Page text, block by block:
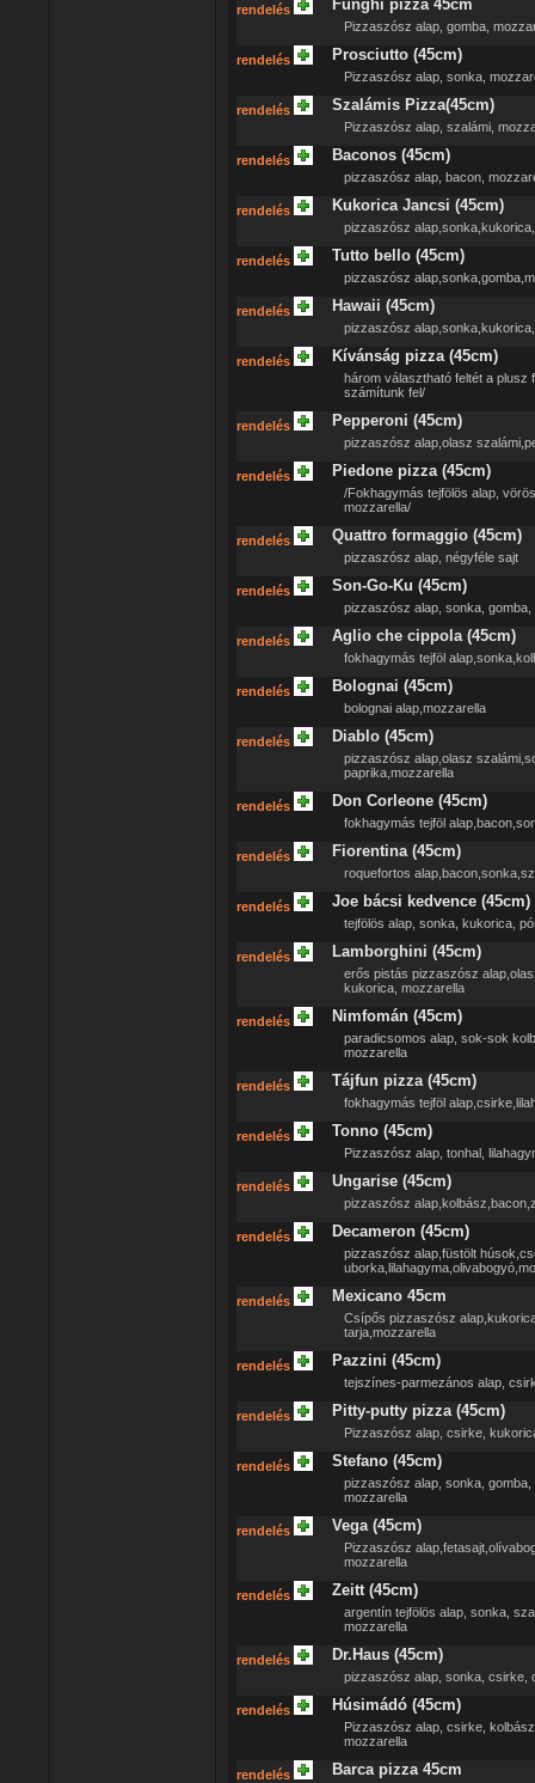
rendelés Funghi pizza 45cm
Pizzaszósz alap, gomba,
rendelés Prosciutto (45cm)
Pizzaszósz alap, sonka,
rendelés Szalámis Pizza(45cm)
Pizzaszósz alap, szalámi,
rendelés Baconos (45cm)
pizzaszósz alap, bacon,
rendelés Kukorica Jancsi (45cm)
pizzaszósz
rendelés Tutto bello (45cm)
pizzaszósz
rendelés Hawaii (45cm)
pizzaszósz
rendelés Kívánság pizza (45cm)
három választható feltét a plusz
számítunk fel/
rendelés Pepperoni (45cm)
pizzaszósz alap,olasz
rendelés Piedone pizza (45cm)
/Fokhagymás tejfölös alap,
mozzarella/
rendelés Quattro formaggio (45cm)
pizzaszósz alap, négyféle sajt
rendelés Son-Go-Ku (45cm)
pizzaszósz alap, sonka,
rendelés Aglio che cippola (45cm)
fokhagymás tejföl
rendelés Bolognai (45cm)
bolognai alap,mozzarella
rendelés Diablo (45cm)
pizzaszósz alap,olasz
paprika,mozzarella
rendelés Don Corleone (45cm)
fokhagymás tejföl
rendelés Fiorentina (45cm)
roquefortos
rendelés Joe bácsi kedvence (45cm)
tejfölös alap, sonka, kukorica,
rendelés Lamborghini (45cm)
erős pistás pizzaszósz
kukorica, mozzarella
rendelés Nimfomán (45cm)
paradicsomos alap, sok-sok
mozzarella
rendelés Tájfun pizza (45cm)
fokhagymás tejföl
rendelés Tonno (45cm)
Pizzaszósz alap, tonhal,
rendelés Ungarise (45cm)
pizzaszósz
rendelés Decameron (45cm)
pizzaszósz alap,füstölt
rendelés Mexicano 45cm
Csípős pizzaszósz
tarja,mozzarella
rendelés Pazzini (45cm)
tejszínes-parmezános alap,
rendelés Pitty-putty pizza (45cm)
Pizzaszósz alap, csirke,
rendelés Stefano (45cm)
pizzaszósz alap, sonka,
mozzarella
rendelés Vega (45cm)
Pizzaszósz
mozzarella
rendelés Zeitt (45cm)
argentín tejfölös alap, sonka,
mozzarella
rendelés Dr.Haus (45cm)
pizzaszósz alap, sonka, csirke,
rendelés Húsimádó (45cm)
Pizzaszósz alap, csirke,
mozzarella
rendelés Barca pizza 45cm